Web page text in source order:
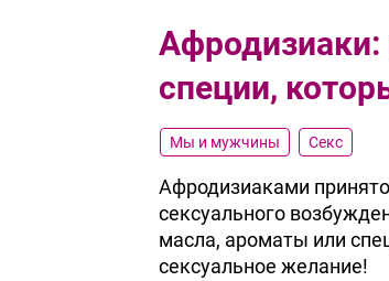
специи,
Мы и мужчины Секс
Афродизиаками
сексуального
масла, ароматы или
сексуальное желание!